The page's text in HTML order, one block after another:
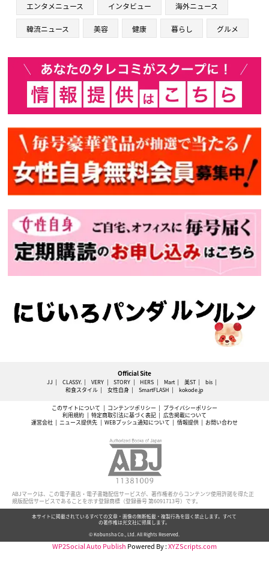
エンタメニュース インタビュー 海外ニュース
韓流ニュース 美容 健康 暮らし グルメ
Official Site
JJ CLASSY. VERY STORY HERS Mart 美ST
bis
和食スタイル
女性自身 SmartFLASH kokode.jp
このサイトについて コンテンツポリシー
プライバシーポリシー
利用規約
特定商取引法に基づく表記
広告掲載について
運営会社
ニュース提供先 WEBプッシュ通知について 情報提供 お問い合わせ
ABJマークは、この電子書店・電子書籍配信サービスが、著作権者からコンテンツ使用許諾を得た正
規版配信サービスであることを示す登録商標（登録番号 第6091713号）です。
本サイトに掲載されているすべての文章・画像の無断転載・複製行為を固く禁止します。すべて
の著作権は光文社に帰属します。
© Kobunsha Co., Ltd. All Rights Reserved.
WP2Social Auto Publish Powered By :XYZScripts.com